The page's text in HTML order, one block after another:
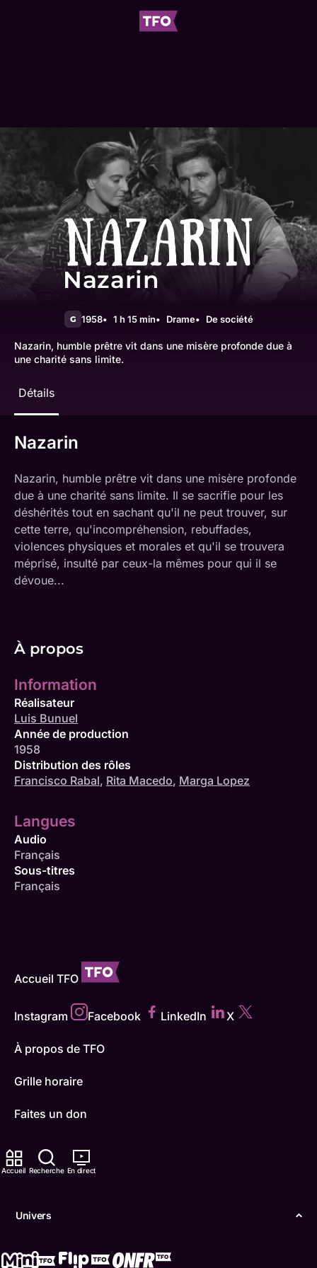
Accueil Recherche En direct
Univers
Nazarin
G 1958 1 h 15 min Drame De société
Nazarin, humble prêtre vit dans une misère profonde due à
une charité sans limite.
Détails
Nazarin
Nazarin, humble prêtre vit dans une misère profonde
due à une charité sans limite. Il se sacrifie pour les
déshérités tout en sachant qu'il ne peut trouver, sur
cette terre, qu'incompréhension, rebuffades,
violences physiques et morales et qu'il se trouvera
méprisé, insulté par ceux-la mêmes pour qui il se
dévoue...
À propos
Information
Réalisateur
Luis Bunuel
Année de production
1958
Distribution des rôles
Francisco Rabal, Rita Macedo, Marga Lopez
Langues
Audio
Français
Sous-titres
Français
Accueil TFO
Instagram Facebook LinkedIn X
À propos de TFO
Grille horaire
Faites un don
Carrières
Comment nous capter